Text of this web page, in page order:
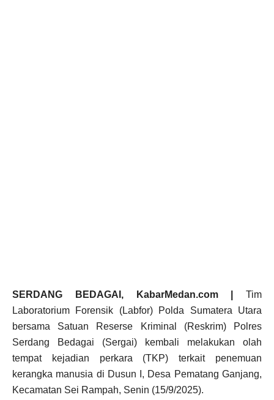
SERDANG BEDAGAI, KabarMedan.com |
Tim
Laboratorium Forensik (Labfor) Polda Sumatera Utara
bersama Satuan Reserse Kriminal (Reskrim) Polres
Serdang Bedagai (Sergai) kembali melakukan olah
tempat kejadian perkara (TKP) terkait penemuan
kerangka manusia di Dusun I, Desa Pematang Ganjang,
Kecamatan Sei Rampah, Senin (15/9/2025).